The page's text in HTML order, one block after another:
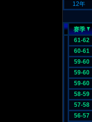
12年
赛季
61-62
60-61
59-60
59-60
59-60
58-59
57-58
56-57